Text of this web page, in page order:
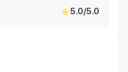
5.0/5.0